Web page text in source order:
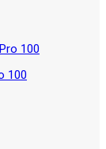
100